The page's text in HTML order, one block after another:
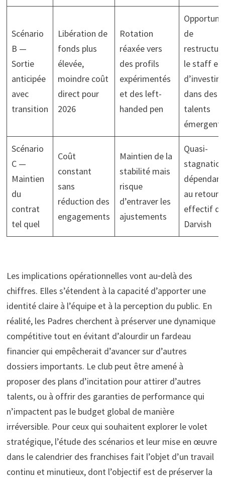
Scénario
B —
Sortie
anticipée
avec
transition
Libération de
fonds plus
élevée,
moindre coût
direct pour
2026
Rotation
réaxée vers
des profils
expérimentés
et des left-
handed pen
de
le staff et
d’investir
dans des
talents
émergents
Scénario
C —
Maintien
du
contrat
tel quel
Coût
constant
sans
réduction des
engagements
Maintien de la
stabilité mais
risque
d’entraver les
ajustements
Quasi-
au retour
effectif de
Darvish
Les implications opérationnelles vont au‑delà des
chiffres. Elles s’étendent à la capacité d’apporter une
identité claire à l’équipe et à la perception du public. En
réalité, les Padres cherchent à préserver une dynamique
compétitive tout en évitant d’alourdir un fardeau
financier qui empêcherait d’avancer sur d’autres
dossiers importants. Le club peut être amené à
proposer des plans d’incitation pour attirer d’autres
talents, ou à offrir des garanties de performance qui
n’impactent pas le budget global de manière
irréversible. Pour ceux qui souhaitent explorer le volet
stratégique, l’étude des scénarios et leur mise en œuvre
dans le calendrier des franchises fait l’objet d’un travail
continu et minutieux, dont l’objectif est de préserver la